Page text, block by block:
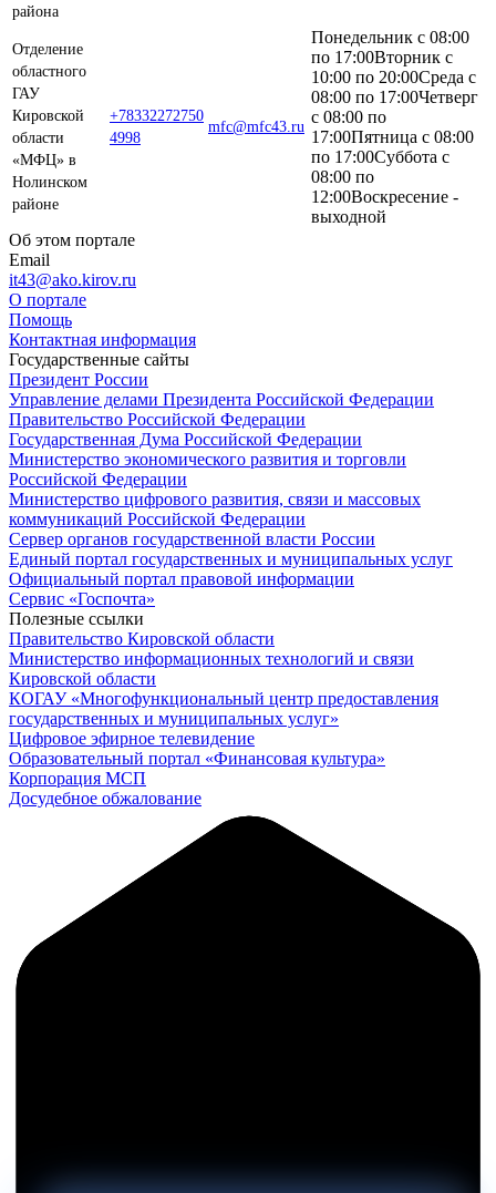
района
Отделение
областного
ГАУ
Кировской
области
«МФЦ» в
Нолинском
районе
+78332272750
4998
mfc@mfc43.ru
Понедельник c 08:00
по 17:00Вторник c
10:00 по 20:00Среда c
08:00 по 17:00Четверг
c 08:00 по
17:00Пятница c 08:00
по 17:00Суббота c
08:00 по
12:00Воскресение -
выходной
Об этом портале
Email
it43@ako.kirov.ru
О портале
Помощь
Контактная информация
Государственные сайты
Президент России
Управление делами Президента Российской Федерации
Правительство Российской Федерации
Государственная Дума Российской Федерации
Министерство экономического развития и торговли
Российской Федерации
Министерство цифрового развития, связи и массовых
коммуникаций Российской Федерации
Сервер органов государственной власти России
Единый портал государственных и муниципальных услуг
Официальный портал правовой информации
Cервис «Госпочта»
Полезные ссылки
Правительство Кировской области
Министерство информационных технологий и связи
Кировской области
КОГАУ «Многофункциональный центр предоставления
государственных и муниципальных услуг»
Цифровое эфирное телевидение
Образовательный портал «Финансовая культура»
Корпорация МСП
Досудебное обжалование